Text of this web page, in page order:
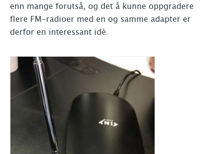
enn mange forutså, og det å kunne oppgradere
flere FM-radioer med en og samme adapter er
derfor en interessant idè.